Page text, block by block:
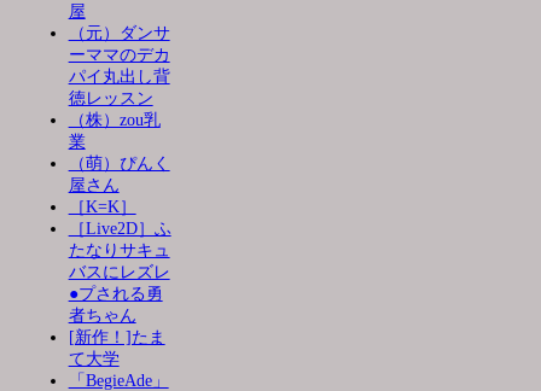
屋
（元）ダンサ
ーママのデカ
パイ丸出し背
徳レッスン
（株）zou乳
業
（萌）ぴんく
屋さん
［K=K］
［Live2D］ふ
たなりサキュ
バスにレズレ
●プされる勇
者ちゃん
[新作！]たま
て大学
「BegieAde」